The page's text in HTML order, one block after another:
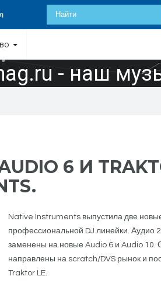
- наш
6 И
Native Instruments выпустила две
профессиональной DJ линейки. Аудио
заменены на новые Audio 6 и Audio 10.
направлены на scratch/DVS рынок и
Traktor LE.